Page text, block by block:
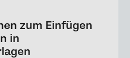
Seiten löschen
zum Einfügen
in